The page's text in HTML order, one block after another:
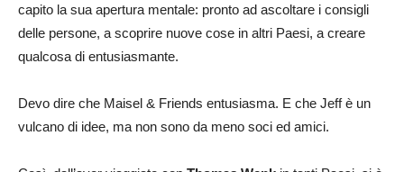
capito la sua apertura mentale: pronto ad ascoltare i consigli
delle persone, a scoprire nuove cose in altri Paesi, a creare
qualcosa di entusiasmante.
Devo dire che Maisel & Friends entusiasma. E che Jeff è un
vulcano di idee, ma non sono da meno soci ed amici.